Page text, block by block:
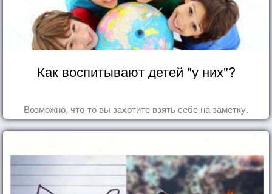
Как воспитывают детей "у них"?
Возможно, что-то вы захотите взять себе на заметку.